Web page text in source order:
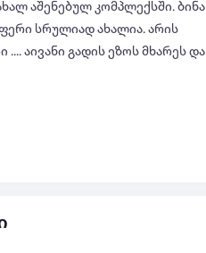
აშენებულ კომპლექსში. ბინა
სრულიად ახალია. არის
არ